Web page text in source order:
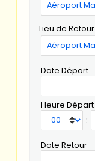
Lieu de Retour
Date Départ
Heure Départ
:
Date Retour